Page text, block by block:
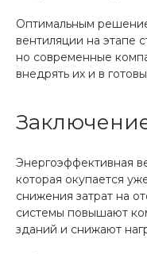
Оптимальным
вентиляции на этапе
но современные
внедрять их и в
Энергоэффективная
которая окупается
снижения затрат на
системы повышают
зданий и снижают